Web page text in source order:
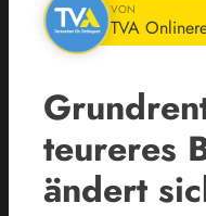
VON
TVA
teureres
ändert